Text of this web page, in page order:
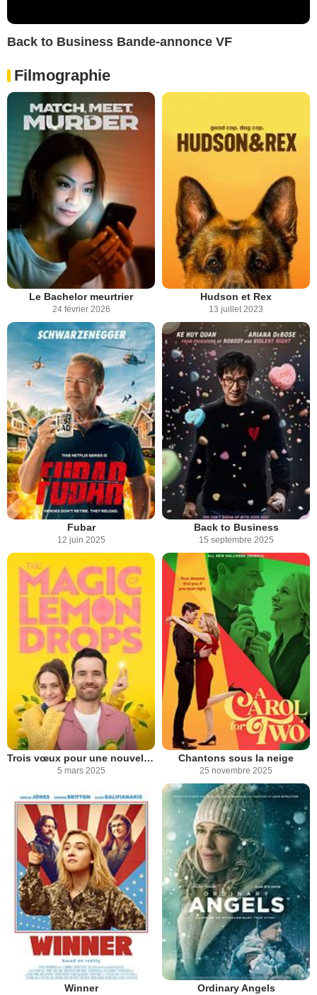
Back to Business Bande-annonce VF
Filmographie
Le Bachelor meurtrier
24 février 2026
Hudson et Rex
13 juillet 2023
Fubar
12 juin 2025
Back to Business
15 septembre 2025
Trois vœux pour une nouvelle vie
5 mars 2025
Chantons sous la neige
25 novembre 2025
Winner Ordinary Angels